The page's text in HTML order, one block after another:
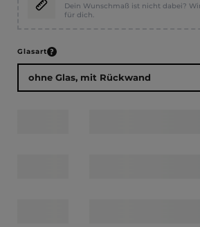
Dein Wunschmaß ist nicht dabei?
für dich.
Glasartauswählen